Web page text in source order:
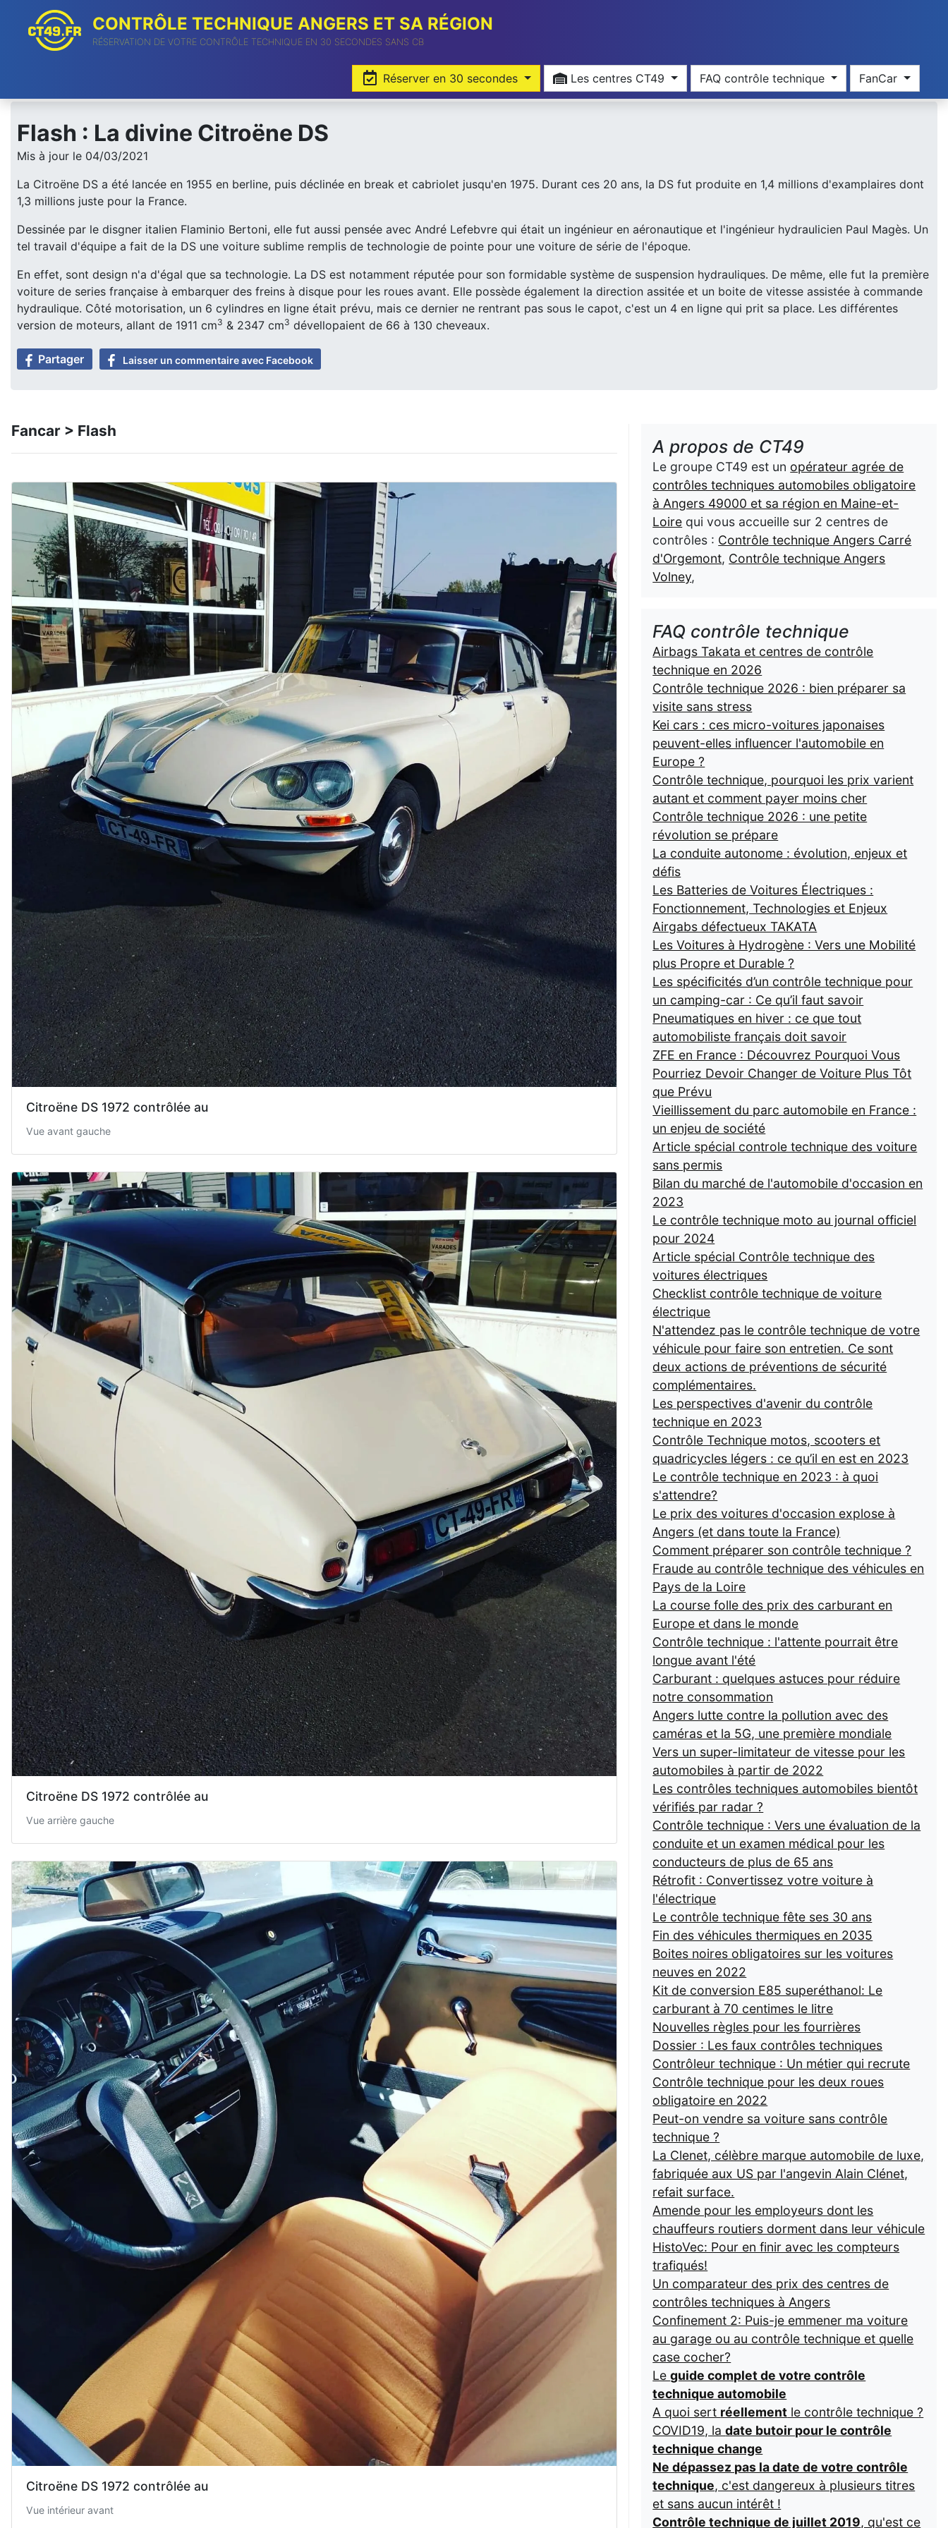
CONTRÔLE TECHNIQUE ANGERS ET SA RÉGION
RÉSERVATION DE VOTRE CONTRÔLE TECHNIQUE EN 30 SECONDES SANS CB
Réserver en 30 secondes Les centres CT49 FAQ contrôle technique FanCar
Flash : La divine Citroëne DS
Mis à jour le 04/03/2021
La Citroëne DS a été lancée en 1955 en berline, puis déclinée en break et cabriolet jusqu'en 1975. Durant ces 20 ans, la DS fut produite en 1,4 millions d'examplaires dont
1,3 millions juste pour la France.
Dessinée par le disgner italien Flaminio Bertoni, elle fut aussi pensée avec André Lefebvre qui était un ingénieur en aéronautique et l'ingénieur hydraulicien Paul Magès. Un
tel travail d'équipe a fait de la DS une voiture sublime remplis de technologie de pointe pour une voiture de série de l'époque.
En effet, sont design n'a d'égal que sa technologie. La DS est notamment réputée pour son formidable système de suspension hydrauliques. De même, elle fut la première
voiture de series française à embarquer des freins à disque pour les roues avant. Elle possède également la direction assitée et un boite de vitesse assistée à commande
hydraulique. Côté motorisation, un 6 cylindres en ligne était prévu, mais ce dernier ne rentrant pas sous le capot, c'est un 4 en ligne qui prit sa place. Les différentes
version de moteurs, allant de 1911 cm3 & 2347 cm3 dévellopaient de 66 à 130 cheveaux.
Partager Laisser un commentaire avec Facebook
Fancar > Flash
Citroëne DS 1972 contrôlée au
Vue avant gauche
Citroëne DS 1972 contrôlée au
Vue arrière gauche
Citroëne DS 1972 contrôlée au
Vue intérieur avant
A propos de CT49
Le groupe CT49 est un opérateur agrée de
contrôles techniques automobiles obligatoire
à Angers 49000 et sa région en Maine-et-
Loire qui vous accueille sur 2 centres de
contrôles : Contrôle technique Angers Carré
d'Orgemont, Contrôle technique Angers
Volney,
FAQ contrôle technique
Airbags Takata et centres de contrôle
technique en 2026
Contrôle technique 2026 : bien préparer sa
visite sans stress
Kei cars : ces micro-voitures japonaises
peuvent-elles influencer l'automobile en
Europe ?
Contrôle technique, pourquoi les prix varient
autant et comment payer moins cher
Contrôle technique 2026 : une petite
révolution se prépare
La conduite autonome : évolution, enjeux et
défis
Les Batteries de Voitures Électriques :
Fonctionnement, Technologies et Enjeux
Airgabs défectueux TAKATA
Les Voitures à Hydrogène : Vers une Mobilité
plus Propre et Durable ?
Les spécificités d’un contrôle technique pour
un camping-car : Ce qu’il faut savoir
Pneumatiques en hiver : ce que tout
automobiliste français doit savoir
ZFE en France : Découvrez Pourquoi Vous
Pourriez Devoir Changer de Voiture Plus Tôt
que Prévu
Vieillissement du parc automobile en France :
un enjeu de société
Article spécial controle technique des voiture
sans permis
Bilan du marché de l'automobile d'occasion en
2023
Le contrôle technique moto au journal officiel
pour 2024
Article spécial Contrôle technique des
voitures électriques
Checklist contrôle technique de voiture
électrique
N'attendez pas le contrôle technique de votre
véhicule pour faire son entretien. Ce sont
deux actions de préventions de sécurité
complémentaires.
Les perspectives d'avenir du contrôle
technique en 2023
Contrôle Technique motos, scooters et
quadricycles légers : ce qu’il en est en 2023
Le contrôle technique en 2023 : à quoi
s'attendre?
Le prix des voitures d'occasion explose à
Angers (et dans toute la France)
Comment préparer son contrôle technique ?
Fraude au contrôle technique des véhicules en
Pays de la Loire
La course folle des prix des carburant en
Europe et dans le monde
Contrôle technique : l'attente pourrait être
longue avant l'été
Carburant : quelques astuces pour réduire
notre consommation
Angers lutte contre la pollution avec des
caméras et la 5G, une première mondiale
Vers un super-limitateur de vitesse pour les
automobiles à partir de 2022
Les contrôles techniques automobiles bientôt
vérifiés par radar ?
Contrôle technique : Vers une évaluation de la
conduite et un examen médical pour les
conducteurs de plus de 65 ans
Rétrofit : Convertissez votre voiture à
l'électrique
Le contrôle technique fête ses 30 ans
Fin des véhicules thermiques en 2035
Boites noires obligatoires sur les voitures
neuves en 2022
Kit de conversion E85 superéthanol: Le
carburant à 70 centimes le litre
Nouvelles règles pour les fourrières
Dossier : Les faux contrôles techniques
Contrôleur technique : Un métier qui recrute
Contrôle technique pour les deux roues
obligatoire en 2022
Peut-on vendre sa voiture sans contrôle
technique ?
La Clenet, célèbre marque automobile de luxe,
fabriquée aux US par l'angevin Alain Clénet,
refait surface.
Amende pour les employeurs dont les
chauffeurs routiers dorment dans leur véhicule
HistoVec: Pour en finir avec les compteurs
trafiqués!
Un comparateur des prix des centres de
contrôles techniques à Angers
Confinement 2: Puis-je emmener ma voiture
au garage ou au contrôle technique et quelle
case cocher?
Leguide complet de votre contrôle
technique automobile
A quoi sert réellement le contrôle technique ?
COVID19, ladate butoir pour le contrôle
technique change
Ne dépassez pas la date de votre contrôle
technique, c'est dangereux à plusieurs titres
et sans aucun intérêt !
Contrôle technique de juillet 2019, qu'est ce